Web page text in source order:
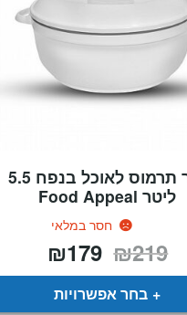
סיר תרמוס לאוכל בנפח 5.5
ליטר Food Appeal
חסר במלאי
₪219 המחיר
המקורי
היה:
₪179
הוא:
בחר אפשרויות